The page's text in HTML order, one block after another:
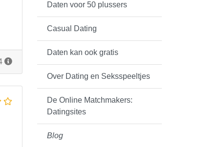
Daten voor 50 plussers
Casual Dating
Daten kan ook gratis
Over Dating en Seksspeeltjes
De Online Matchmakers:
Datingsites
Blog